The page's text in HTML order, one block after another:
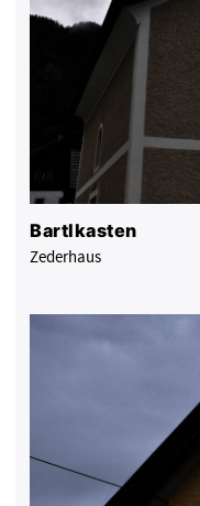
Bartlkasten
Zederhaus